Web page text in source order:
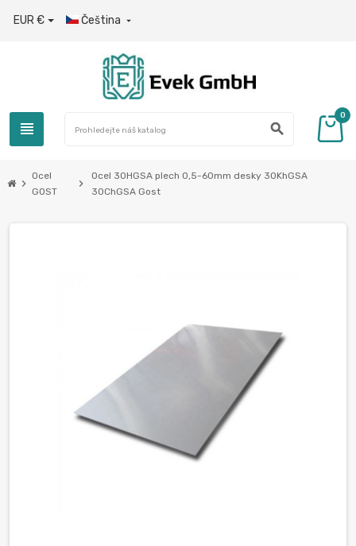
EUR € Čeština 
view_headline search
0
chevron_right
Ocel
GOST
chevron_right
Ocel 30HGSA plech 0,5-60mm desky 30KhGSA
30ChGSA Gost